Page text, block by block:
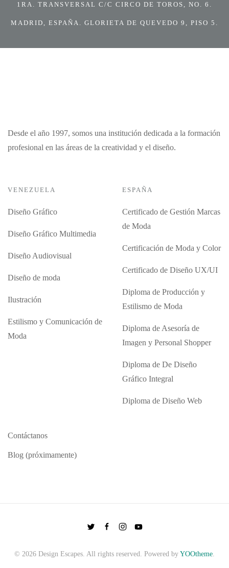
1RA. TRANSVERSAL C/C CIRCO DE TOROS, NO. 6.
MADRID, ESPAÑA. GLORIETA DE QUEVEDO 9, PISO 5.
Desde el año 1997, somos una institución dedicada a la formación
profesional en las áreas de la creatividad y el diseño.
VENEZUELA
Diseño Gráfico
Diseño Gráfico Multimedia
Diseño Audiovisual
Diseño de moda
Ilustración
Estilismo y Comunicación de
Moda
ESPAÑA
Certificado de Gestión Marcas
de Moda
Certificación de Moda y Color
Certificado de Diseño UX/UI
Diploma de Producción y
Estilismo de Moda
Diploma de Asesoría de
Imagen y Personal Shopper
Diploma de De Diseño
Gráfico Integral
Diploma de Diseño Web
Contáctanos
Blog (próximamente)
© 2026 Design Escapes. All rights reserved. Powered by YOOtheme.